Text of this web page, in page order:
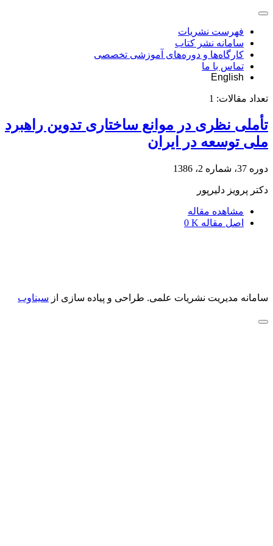
فهرست نشریات
سامانه نشر کتاب
کارگاه‌ها و دوره‌های آموزشی تخصصی
تماس با ما
English
تعداد مقالات: 1
تأملی نظری در موانع ساختاری تدوین راهبرد
ملی توسعه در ایران
دوره 37، شماره 2، 1386
دکتر پرویز دلیرپور
مشاهده مقاله
اصل مقاله 0 K
سامانه مدیریت نشریات علمی. طراحی و پیاده سازی از سیناوب